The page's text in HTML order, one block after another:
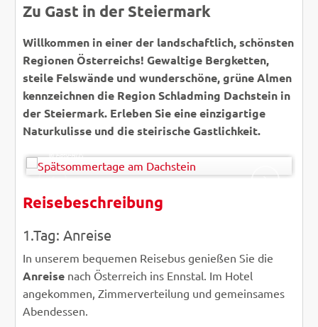
Zu Gast in der Steiermark
Willkommen in einer der landschaftlich, schönsten
Regionen Österreichs! Gewaltige Bergketten,
steile Felswände und wunderschöne, grüne Almen
kennzeichnen die Region Schladming Dachstein in
der Steiermark. Erleben Sie eine einzigartige
Naturkulisse und die steirische Gastlichkeit.
ZURÜCK
© Easy-BUS
Reisebeschreibung
1.Tag: Anreise
In unserem bequemen Reisebus genießen Sie die
Anreise nach Österreich ins Ennstal. Im Hotel
angekommen, Zimmerverteilung und gemeinsames
Abendessen.